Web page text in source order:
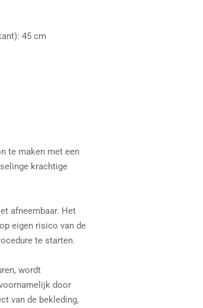
45 cm
te maken met een
krachtige
afneembaar. Het
eigen risico van de
te starten.
wordt
door
van de bekleding,